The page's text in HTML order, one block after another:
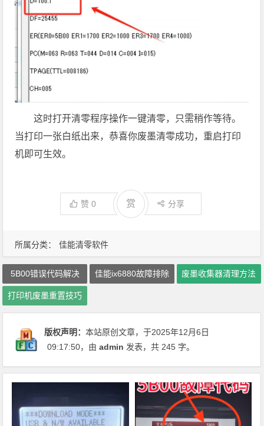
所属分类： 佳能清零软件
这时打开清零程序操作一键清零，只需稍作等待。
当打印一张白纸出来，恭喜你废墨清零成功，重启打印
机即可生效。
赞0 赏 分享
5B00错误代码解决 佳能ix6880故障排除 废墨收集器清理方法
打印机废墨重置技巧
版权声明：本站原创文章，于2025年12月6日
09:17:50，由admin 发表，共 245 字。